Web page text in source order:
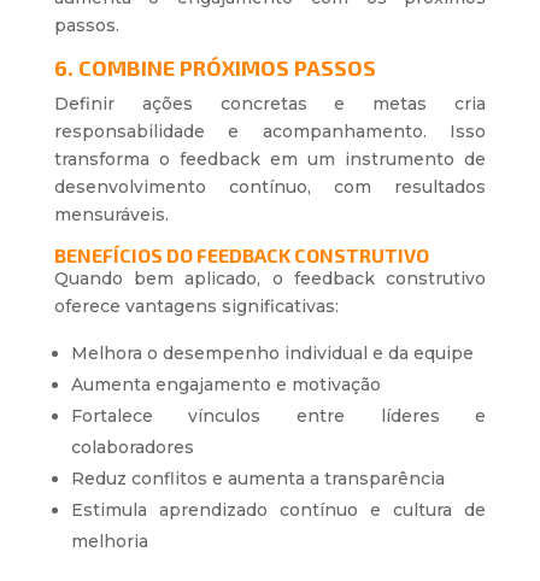
passos.
6. COMBINE PRÓXIMOS PASSOS
Definir ações concretas e metas cria
responsabilidade e acompanhamento. Isso
transforma o feedback em um instrumento de
desenvolvimento contínuo, com resultados
mensuráveis.
BENEFÍCIOS DO FEEDBACK CONSTRUTIVO
Quando bem aplicado, o feedback construtivo
oferece vantagens significativas:
Melhora o desempenho individual e da equipe
Aumenta engajamento e motivação
Fortalece vínculos entre líderes e
colaboradores
Reduz conflitos e aumenta a transparência
Estimula aprendizado contínuo e cultura de
melhoria